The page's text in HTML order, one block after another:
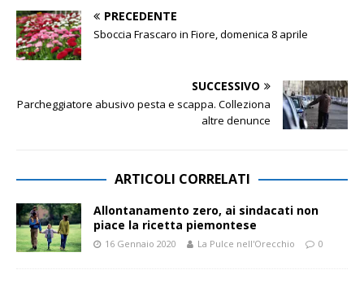
PRECEDENTE
Sboccia Frascaro in Fiore, domenica 8 aprile
SUCCESSIVO
Parcheggiatore abusivo pesta e scappa. Colleziona
altre denunce
ARTICOLI CORRELATI
Allontanamento zero, ai sindacati non
piace la ricetta piemontese
16 Gennaio 2020 La Pulce nell'Orecchio 0